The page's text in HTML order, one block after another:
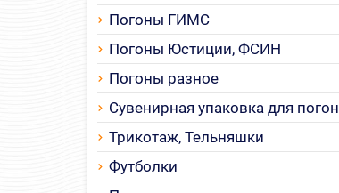
Погоны ГИМС
Погоны Юстиции, ФСИН
Погоны разное
Сувенирная упаковка для погон
Трикотаж, Тельняшки
Футболки